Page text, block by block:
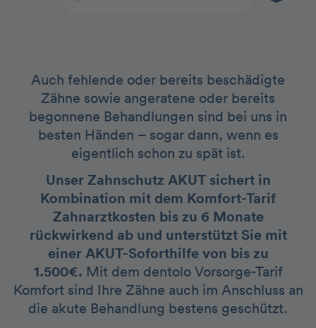
Auch fehlende oder bereits beschädigte
Zähne sowie angeratene oder bereits
begonnene Behandlungen sind bei uns in
besten Händen – sogar dann, wenn es
eigentlich schon zu spät ist.
Unser Zahnschutz AKUT sichert in
Kombination mit dem Komfort-Tarif
Zahnarztkosten bis zu 6 Monate
rückwirkend ab und unterstützt Sie mit
einer AKUT-Soforthilfe von bis zu
1.500€. Mit dem dentolo Vorsorge-Tarif
Komfort sind Ihre Zähne auch im Anschluss an
die akute Behandlung bestens geschützt.